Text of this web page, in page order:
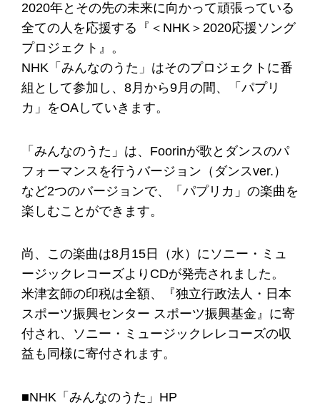
2020年とその先の未来に向かって頑張っている
全ての人を応援する『＜NHK＞2020応援ソング
プロジェクト』。
NHK「みんなのうた」はそのプロジェクトに番
組として参加し、8月から9月の間、「パプリ
カ」をOAしていきます。
「みんなのうた」は、Foorinが歌とダンスのパ
フォーマンスを行うバージョン（ダンスver.）
など2つのバージョンで、「パプリカ」の楽曲を
楽しむことができます。
尚、この楽曲は8月15日（水）にソニー・ミュ
ージックレコーズよりCDが発売されました。
米津玄師の印税は全額、『独立行政法人・日本
スポーツ振興センター スポーツ振興基金』に寄
付され、ソニー・ミュージックレレコーズの収
益も同様に寄付されます。
■NHK「みんなのうた」HP